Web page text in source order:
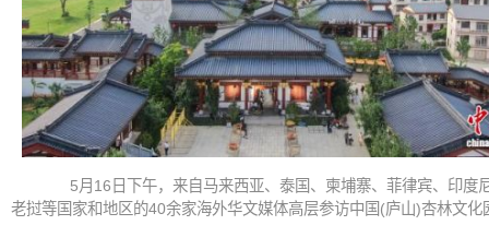
5月16日下午，来自马来西亚、泰国、柬埔寨、菲律宾、印度
老挝等国家和地区的40余家海外华文媒体高层参访中国(庐山)杏林文化